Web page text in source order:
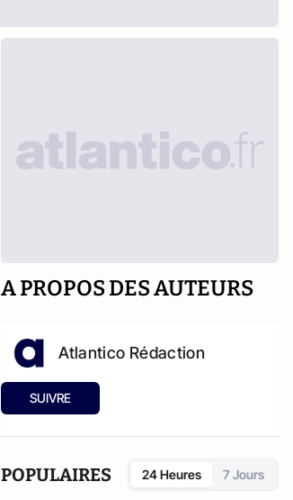
A PROPOS DES AUTEURS
Atlantico Rédaction
SUIVRE
POPULAIRES 24 Heures 7 Jours